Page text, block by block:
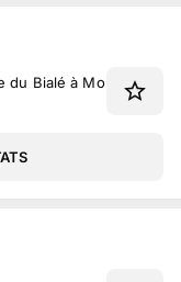
Bialé à Moumour